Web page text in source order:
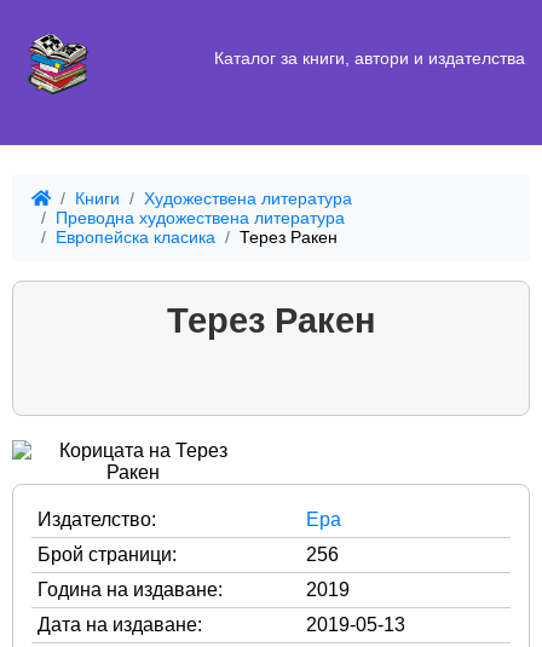
Каталог за книги, автори и издателства
Книги
Художествена литература
Преводна художествена литература
Европейска класика
Терез Ракен
Терез Ракен
Издателство:
Ера
Брой страници:
256
Година на издаване:
2019
Дата на издаване:
2019-05-13